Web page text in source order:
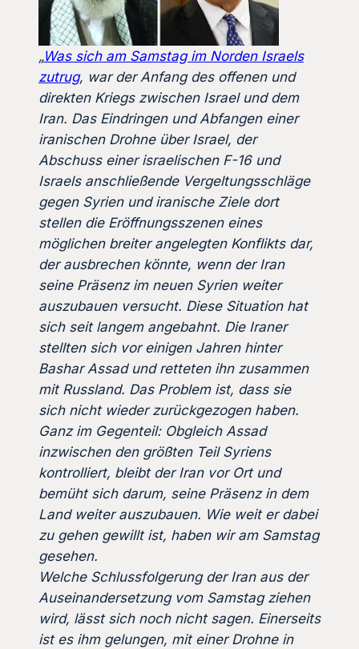
„Was sich am Samstag im Norden Israels
zutrug, war der Anfang des offenen und
direkten Kriegs zwischen Israel und dem
Iran. Das Eindringen und Abfangen einer
iranischen Drohne über Israel, der
Abschuss einer israelischen F-16 und
Israels anschließende Vergeltungsschläge
gegen Syrien und iranische Ziele dort
stellen die Eröffnungsszenen eines
möglichen breiter angelegten Konflikts dar,
der ausbrechen könnte, wenn der Iran
seine Präsenz im neuen Syrien weiter
auszubauen versucht. Diese Situation hat
sich seit langem angebahnt. Die Iraner
stellten sich vor einigen Jahren hinter
Bashar Assad und retteten ihn zusammen
mit Russland. Das Problem ist, dass sie
sich nicht wieder zurückgezogen haben.
Ganz im Gegenteil: Obgleich Assad
inzwischen den größten Teil Syriens
kontrolliert, bleibt der Iran vor Ort und
bemüht sich darum, seine Präsenz in dem
Land weiter auszubauen. Wie weit er dabei
zu gehen gewillt ist, haben wir am Samstag
gesehen.
Welche Schlussfolgerung der Iran aus der
Auseinandersetzung vom Samstag ziehen
wird, lässt sich noch nicht sagen. Einerseits
ist es ihm gelungen, mit einer Drohne in